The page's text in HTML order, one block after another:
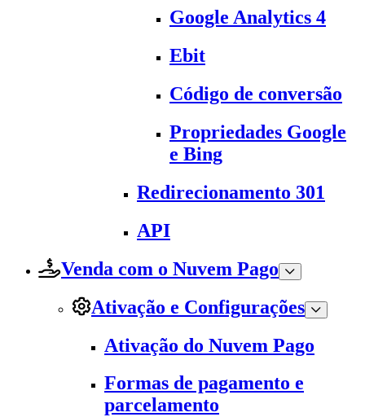
Google Analytics 4
Ebit
Código de conversão
Propriedades Google
e Bing
Redirecionamento 301
API
Venda com o Nuvem Pago
Ativação e Configurações
Ativação do Nuvem Pago
Formas de pagamento e
parcelamento